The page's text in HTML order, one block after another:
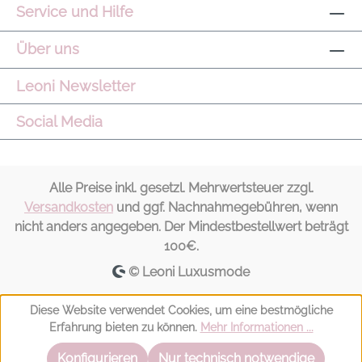
Service und Hilfe
Über uns
Leoni Newsletter
Social Media
Alle Preise inkl. gesetzl. Mehrwertsteuer zzgl.
Versandkosten und ggf. Nachnahmegebühren, wenn
nicht anders angegeben. Der Mindestbestellwert beträgt
100€.
© Leoni Luxusmode
Diese Website verwendet Cookies, um eine bestmögliche
Erfahrung bieten zu können. Mehr Informationen ...
Nur technisch notwendige
Konfigurieren